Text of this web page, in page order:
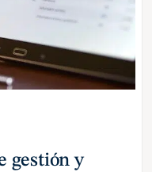
gestión y